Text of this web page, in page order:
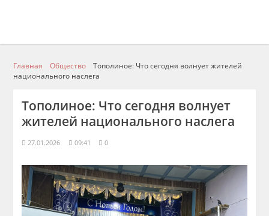
Главная Общество
Тополиное: Что сегодня волнует жителей
национального наслега
Тополиное: Что сегодня волнует
жителей национального наслега
27.01.2026 09:41 0